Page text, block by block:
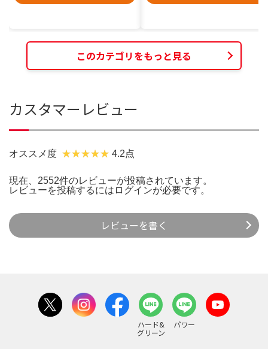
このカテゴリをもっと見る
カスタマーレビュー
オススメ度 4.2点
現在、2552件のレビューが投稿されています。
レビューを投稿するには ログインが必要です。
レビューを書く
ハード&
グリーン
パワー